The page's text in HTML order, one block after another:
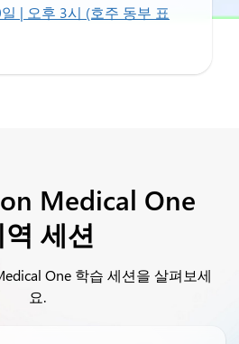
| 오후 3시 (호주 동부 표
Medical One
세션
One 학습 세션을 살펴보세
요.